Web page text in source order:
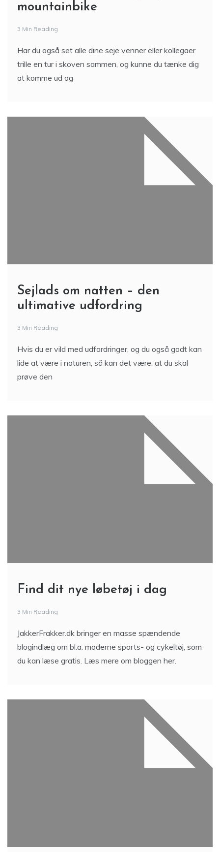
mountainbike
3 Min Reading
Har du også set alle dine seje venner eller kollegaer
trille en tur i skoven sammen, og kunne du tænke dig
at komme ud og
Sejlads om natten – den
ultimative udfordring
3 Min Reading
Hvis du er vild med udfordringer, og du også godt kan
lide at være i naturen, så kan det være, at du skal
prøve den
Find dit nye løbetøj i dag
3 Min Reading
JakkerFrakker.dk bringer en masse spændende
blogindlæg om bl.a. moderne sports- og cykeltøj, som
du kan læse gratis. Læs mere om bloggen her.